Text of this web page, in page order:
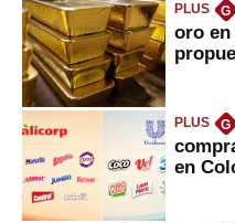
PLUS G
oro
PLUS G
en